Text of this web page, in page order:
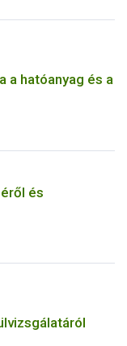
a hatóanyag és a
és